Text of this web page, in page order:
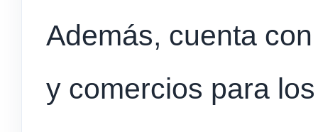
Además, cuenta
y comercios para